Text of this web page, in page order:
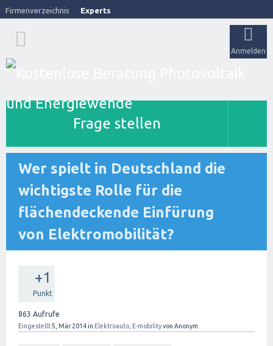
Firmenverzeichnis Experts
Anmelden
Frage stellen
Wer spielt in Deutschland die
wichtigste Rolle für die
flächendeckende Einfürung
von Elektromobilität?
+1
Punkt
863 Aufrufe
Eingestellt5, Mär 2014in Elektroauto, E-mobilityvon Anonym